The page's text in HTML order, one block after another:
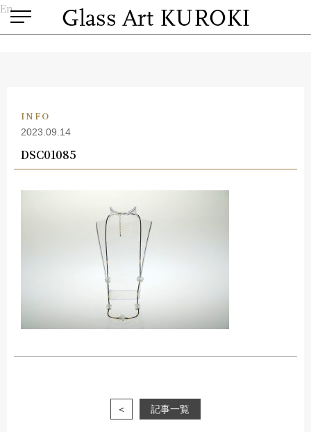
En
INFO
2023.09.14
DSC01085
＜ 記事一覧